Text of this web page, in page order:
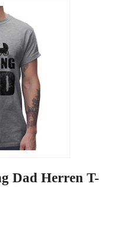
Dad Herren T-